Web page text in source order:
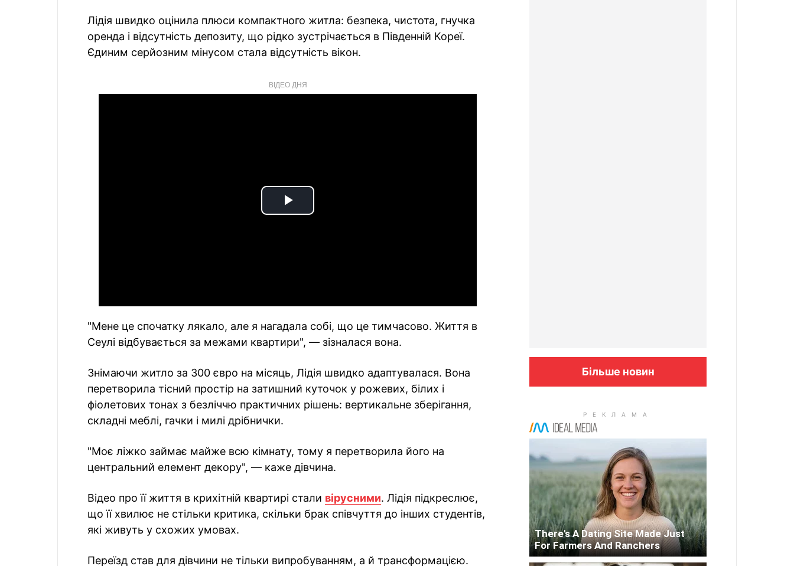
Лідія швидко оцінила плюси компактного житла: безпека, чистота, гнучка
оренда і відсутність депозиту, що рідко зустрічається в Південній Кореї.
Єдиним серйозним мінусом стала відсутність вікон.
ВІДЕО ДНЯ
Play
"Мене це спочатку лякало, але я нагадала собі, що це тимчасово. Життя в
Сеулі відбувається за межами квартири", — зізналася вона.
Знімаючи житло за 300 євро на місяць, Лідія швидко адаптувалася. Вона
перетворила тісний простір на затишний куточок у рожевих, білих і
фіолетових тонах з безліччю практичних рішень: вертикальне зберігання,
складні меблі, гачки і милі дрібнички.
"Моє ліжко займає майже всю кімнату, тому я перетворила його на
центральний елемент декору", — каже дівчина.
Відео про її життя в крихітній квартирі стали вірусними. Лідія підкреслює,
що її хвилює не стільки критика, скільки брак співчуття до інших студентів,
які живуть у схожих умовах.
Переїзд став для дівчини не тільки випробуванням, а й трансформацією.
Більше новин
There's A Dating Site Made Just
For Farmers And Ranchers